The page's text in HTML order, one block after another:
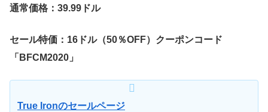
通常価格：39.99ドル
セール特価：16ドル（50％OFF）クーポンコード
「BFCM2020」
True Ironのセールページ